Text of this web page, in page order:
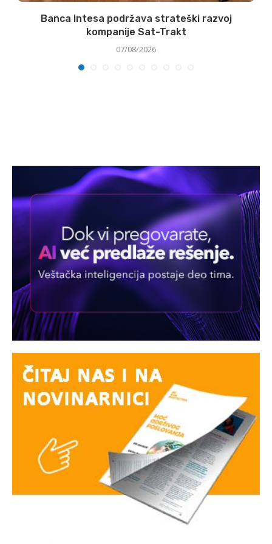
Banca Intesa podržava strateški razvoj
kompanije Sat-Trakt
07/08/2026